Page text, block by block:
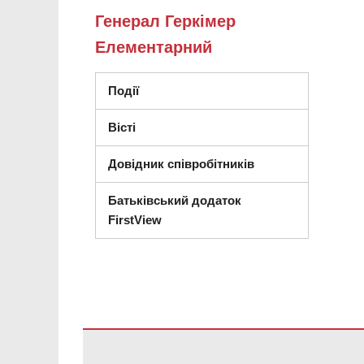
Генерал Геркімер
Елементарний
Події
Вісті
Довідник співробітників
Батьківський додаток
FirstView